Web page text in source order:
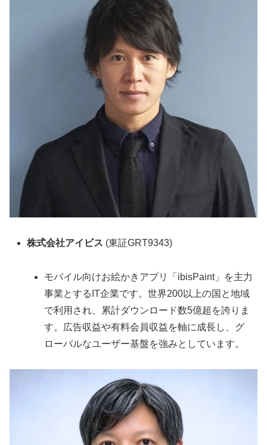
株式会社アイビス (東証GRT9343)
モバイル向けお絵かきアプリ「ibisPaint」を主力
事業とするIT企業です。世界200以上の国と地域
で利用され、累計ダウンロード数5億超を誇りま
す。広告収益や有料会員収益を軸に成長し、グ
ローバルなユーザー基盤を強みとしています。